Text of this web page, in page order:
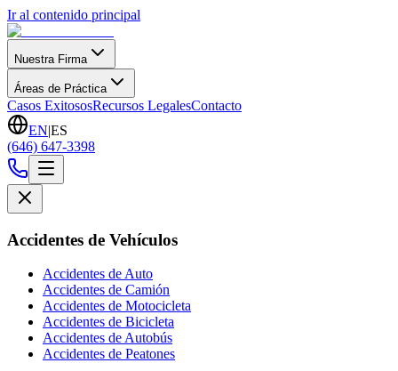
Ir al contenido principal
Nuestra Firma
Áreas de Práctica
Casos ExitososRecursos LegalesContacto
EN|ES
(646) 647-3398
Accidentes de Vehículos
Accidentes de Auto
Accidentes de Camión
Accidentes de Motocicleta
Accidentes de Bicicleta
Accidentes de Autobús
Accidentes de Peatones